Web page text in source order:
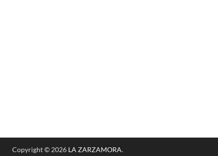
Copyright © 2026 LA ZARZAMORA.